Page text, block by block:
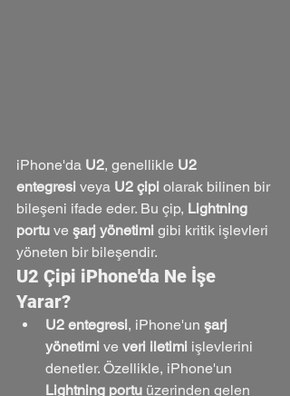
iPhone'da U2, genellikle U2
entegresi veya U2 çipi olarak bilinen bir
bileşeni ifade eder. Bu çip, Lightning
portu ve şarj yönetimi gibi kritik işlevleri
yöneten bir bileşendir.
U2 Çipi iPhone'da Ne İşe
Yarar?
U2 entegresi, iPhone'un şarj
yönetimi ve veri iletimi işlevlerini
denetler. Özellikle, iPhone'un
Lightning portu üzerinden gelen